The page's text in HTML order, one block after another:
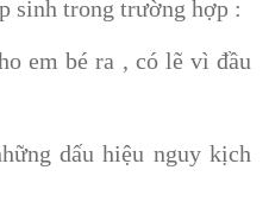
sinh trong trường hợp :
em bé ra , có lẽ vì đầu
dấu hiệu nguy kịch